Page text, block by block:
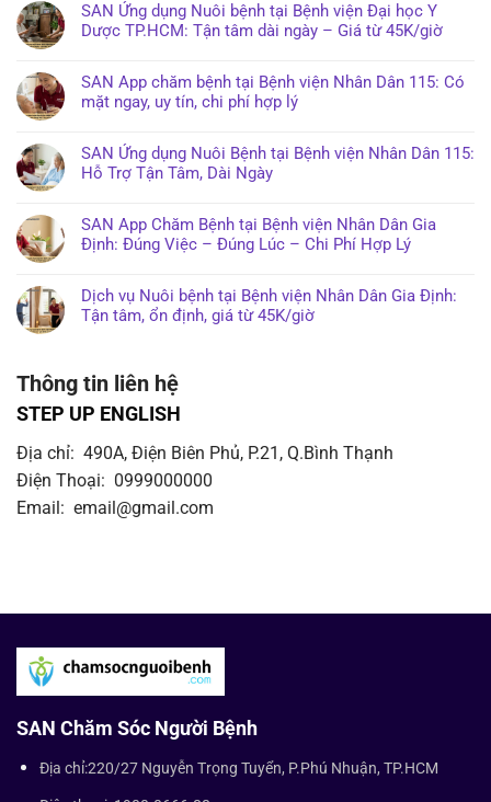
SAN Ứng dụng Nuôi bệnh tại Bệnh viện Đại học Y
Dược TP.HCM: Tận tâm dài ngày – Giá từ 45K/giờ
SAN App chăm bệnh tại Bệnh viện Nhân Dân 115: Có
mặt ngay, uy tín, chi phí hợp lý
SAN Ứng dụng Nuôi Bệnh tại Bệnh viện Nhân Dân 115:
Hỗ Trợ Tận Tâm, Dài Ngày
SAN App Chăm Bệnh tại Bệnh viện Nhân Dân Gia
Định: Đúng Việc – Đúng Lúc – Chi Phí Hợp Lý
Dịch vụ Nuôi bệnh tại Bệnh viện Nhân Dân Gia Định:
Tận tâm, ổn định, giá từ 45K/giờ
Thông tin liên hệ
STEP UP ENGLISH
Địa chỉ: 490A, Điện Biên Phủ, P.21, Q.Bình Thạnh
Điện Thoại: 0999000000
Email: email@gmail.com
SAN Chăm Sóc Người Bệnh
Địa chỉ:220/27 Nguyễn Trọng Tuyển, P.Phú Nhuận, TP.HCM